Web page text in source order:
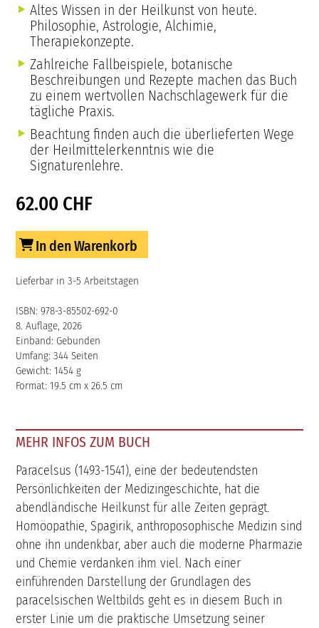
Altes Wissen in der Heilkunst von heute.
Philosophie, Astrologie, Alchimie,
Therapiekonzepte.
Zahlreiche Fallbeispiele, botanische
Beschreibungen und Rezepte machen das Buch
zu einem wertvollen Nachschlagewerk für die
tägliche Praxis.
Beachtung finden auch die überlieferten Wege
der Heilmittelerkenntnis wie die
Signaturenlehre.
62.00 CHF
In den Warenkorb
Lieferbar in 3-5 Arbeitstagen
ISBN: 978-3-85502-692-0
8. Auflage, 2026
Einband: Gebunden
Umfang: 344 Seiten
Gewicht: 1454 g
Format: 19.5 cm x 26.5 cm
MEHR INFOS ZUM BUCH
Paracelsus (1493-1541), eine der bedeutendsten
Persönlichkeiten der Medizingeschichte, hat die
abendländische Heilkunst für alle Zeiten geprägt.
Homöopathie, Spagirik, anthroposophische Medizin sind
ohne ihn undenkbar, aber auch die moderne Pharmazie
und Chemie verdanken ihm viel. Nach einer
einführenden Darstellung der Grundlagen des
paracelsischen Weltbilds geht es in diesem Buch in
erster Linie um die praktische Umsetzung seiner